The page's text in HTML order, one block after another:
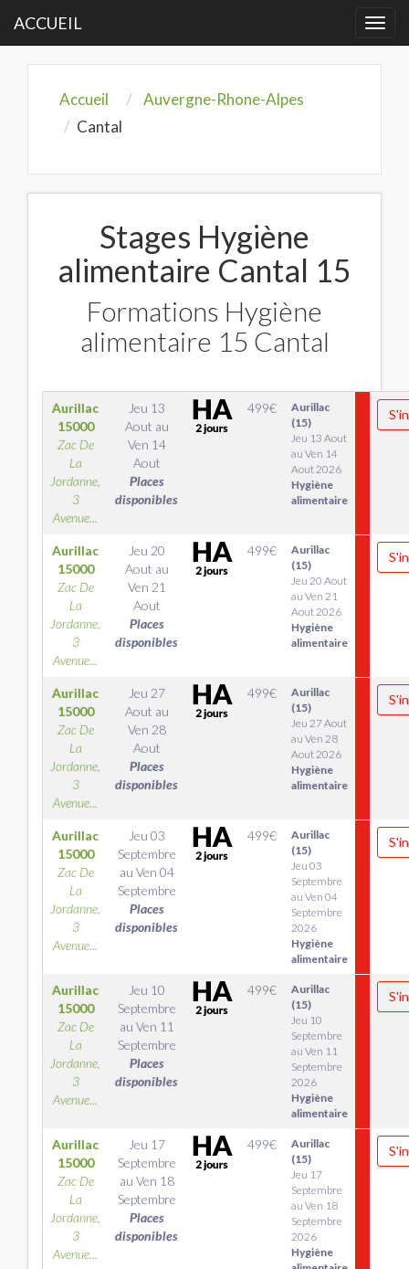
ACCUEIL
Accueil
Auvergne-Rhone-Alpes
Cantal
Stages Hygiène
alimentaire Cantal 15
Formations Hygiène
alimentaire 15 Cantal
Aurillac
15000
Zac De
La
Jordanne,
3
Avenue...
Jeu 13
Aout au
Ven 14
Aout
Places
disponibles
499€
Aurillac
(15)
Jeu 13 Aout
au Ven 14
Aout 2026
Hygiène
alimentaire
Aurillac
15000
Zac De
La
Jordanne,
3
Avenue...
Jeu 20
Aout au
Ven 21
Aout
Places
disponibles
499€
Aurillac
(15)
Jeu 20 Aout
au Ven 21
Aout 2026
Hygiène
alimentaire
Aurillac
15000
Zac De
La
Jordanne,
3
Avenue...
Jeu 27
Aout au
Ven 28
Aout
Places
disponibles
499€
Aurillac
(15)
Jeu 27 Aout
au Ven 28
Aout 2026
Hygiène
alimentaire
Aurillac
15000
Zac De
La
Jordanne,
3
Avenue...
Jeu 03
Septembre
au Ven 04
Septembre
Places
disponibles
499€
Aurillac
(15)
Jeu 03
Septembre
au Ven 04
Septembre
2026
Hygiène
alimentaire
Aurillac
15000
Zac De
La
Jordanne,
3
Avenue...
Jeu 10
Septembre
au Ven 11
Septembre
Places
disponibles
499€
Aurillac
(15)
Jeu 10
Septembre
au Ven 11
Septembre
2026
Hygiène
alimentaire
Aurillac
15000
Zac De
La
Jordanne,
3
Avenue...
Jeu 17
Septembre
au Ven 18
Septembre
Places
disponibles
499€
Aurillac
(15)
Jeu 17
Septembre
au Ven 18
Septembre
2026
Hygiène